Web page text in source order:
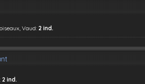
Vaud: 2 ind.
2 ind.